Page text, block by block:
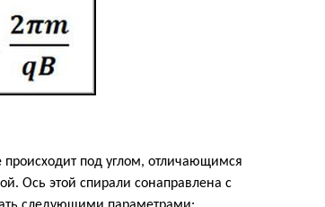
под углом, отличающимся
Ось этой спирали сонаправлена с